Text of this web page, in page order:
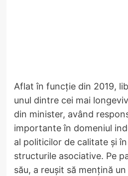
Aflat în funcție din 2019,
unul dintre cei mai
din minister, având
importante în domeniul
al politicilor de calitate și
structurile asociative. Pe
său, a reușit să mențină